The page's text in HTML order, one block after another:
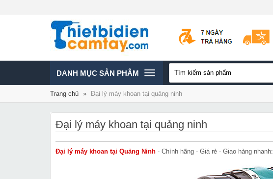
TOGGLE
NAVIGATION
DANH MỤC SẢN PHÂM
Trang chủ » Đại lý máy khoan tại quảng ninh
Đại lý máy khoan tại quảng ninh
Đại lý máy khoan tại Quảng Ninh - Chính hãng - Giá rẻ - Giao hàng nhanh: